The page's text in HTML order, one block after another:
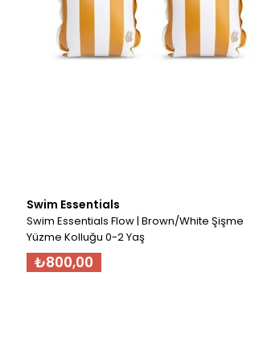
Swim Essentials
Swim Essentials Flow | Brown/White Şişme
Yüzme Kolluğu 0-2 Yaş
₺800,00